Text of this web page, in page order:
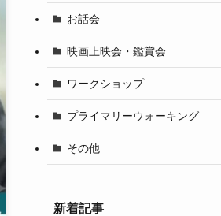
お話会
映画上映会・鑑賞会
ワークショップ
プライマリーウォーキング
その他
新着記事